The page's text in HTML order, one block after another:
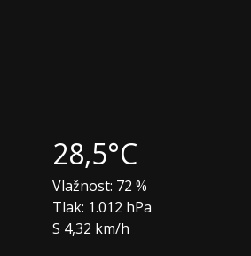
28,5°C
Vlažnost: 72 %
Tlak: 1.012 hPa
S 4,32 km/h